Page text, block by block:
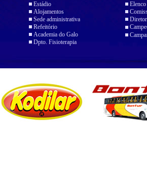
Estádio
Alojamentos
Sede administrativa
Refeitório
Academia do Galo
Dpto. Fisioterapia
Elenco